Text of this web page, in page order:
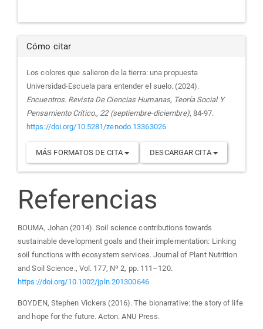
Cómo citar
Los colores que salieron de la tierra: una propuesta
Universidad-Escuela para entender el suelo. (2024).
Encuentros. Revista De Ciencias Humanas, Teoría Social Y
Pensamiento Crítico., 22 (septiembre-diciembre), 84-97.
https://doi.org/10.5281/zenodo.13363026
MÁS FORMATOS DE CITA DESCARGAR CITA
Referencias
BOUMA, Johan (2014). Soil science contributions towards
sustainable development goals and their implementation: Linking
soil functions with ecosystem services. Journal of Plant Nutrition
and Soil Science., Vol. 177, Nº 2, pp. 111–120.
https://doi.org/10.1002/jpln.201300646
BOYDEN, Stephen Vickers (2016). The bionarrative: the story of life
and hope for the future. Acton. ANU Press.